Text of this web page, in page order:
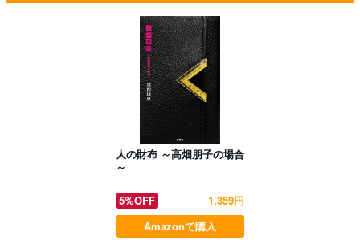
人の財布 ～高畑朋子の場合
～
5%OFF
1,359円
Amazonで購入